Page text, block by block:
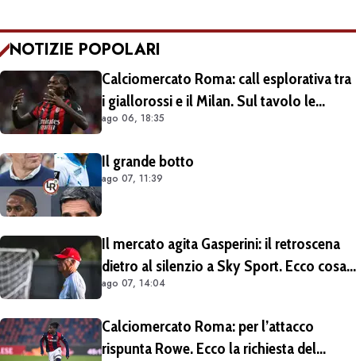
NOTIZIE POPOLARI
Calciomercato Roma: call esplorativa tra
i giallorossi e il Milan. Sul tavolo le
situazioni di Leao e Soulé
ago 06, 18:35
Il grande botto
ago 07, 11:39
Il mercato agita Gasperini: il retroscena
dietro al silenzio a Sky Sport. Ecco cosa
è emerso dal meeting con la proprietà
ago 07, 14:04
Calciomercato Roma: per l’attacco
rispunta Rowe. Ecco la richiesta del